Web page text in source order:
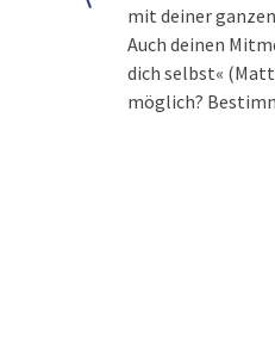
mit deiner
Auch deinen
dich selbst«
möglich?